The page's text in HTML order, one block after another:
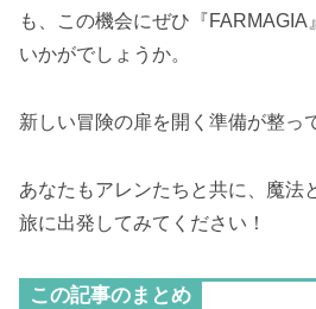
も、この機会にぜひ『
いかがでしょうか。
新しい冒険の扉を開く準備が整っ
あなたもアレンたちと共に、魔法
旅に出発してみてください！
この記事のまとめ